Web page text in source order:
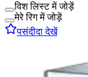
विश लिस्ट में जोड़ें
मेरे रिग में जोड़ें
पसंदीदा देखें